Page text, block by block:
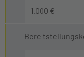
1.000 €